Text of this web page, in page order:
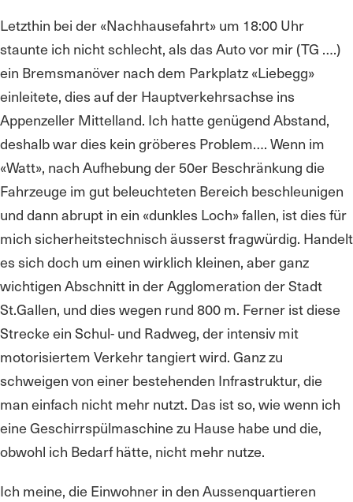
Letzthin bei der «Nachhausefahrt» um 18:00 Uhr
staunte ich nicht schlecht, als das Auto vor mir (TG ….)
ein Bremsmanöver nach dem Parkplatz «Liebegg»
einleitete, dies auf der Hauptverkehrsachse ins
Appenzeller Mittelland. Ich hatte genügend Abstand,
deshalb war dies kein gröberes Problem…. Wenn im
«Watt», nach Aufhebung der 50er Beschränkung die
Fahrzeuge im gut beleuchteten Bereich beschleunigen
und dann abrupt in ein «dunkles Loch» fallen, ist dies für
mich sicherheitstechnisch äusserst fragwürdig. Handelt
es sich doch um einen wirklich kleinen, aber ganz
wichtigen Abschnitt in der Agglomeration der Stadt
St.Gallen, und dies wegen rund 800 m. Ferner ist diese
Strecke ein Schul- und Radweg, der intensiv mit
motorisiertem Verkehr tangiert wird. Ganz zu
schweigen von einer bestehenden Infrastruktur, die
man einfach nicht mehr nutzt. Das ist so, wie wenn ich
eine Geschirrspülmaschine zu Hause habe und die,
obwohl ich Bedarf hätte, nicht mehr nutze.
Ich meine, die Einwohner in den Aussenquartieren